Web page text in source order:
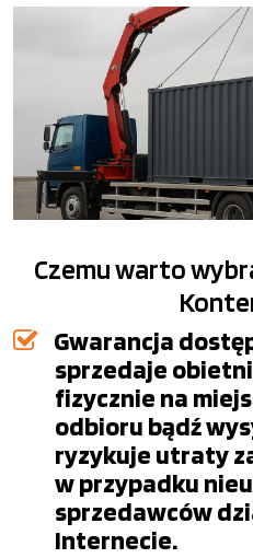
Czemu warto
Gwarancja
sprzedaje
fizycznie na
odbioru bądź
ryzykuje utraty
w przypadku
sprzedawców
Internecie.